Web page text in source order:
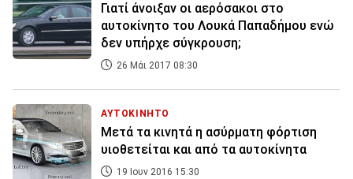
Γιατί άνοιξαν οι αερόσακοι στο
αυτοκίνητο του Λουκά Παπαδήμου ενώ
δεν υπήρχε σύγκρουση;
26 Μάι 2017 08:30
ΑΥΤΟΚΙΝΗΤΟ
Μετά τα κινητά η ασύρματη φόρτιση
υιοθετείται και από τα αυτοκίνητα
19 Ιουν 2016 15:30